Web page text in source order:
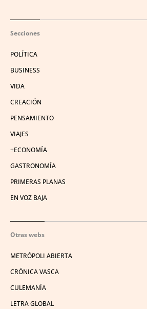
Secciones
POLÍTICA
BUSINESS
VIDA
CREACIÓN
PENSAMIENTO
VIAJES
+ECONOMÍA
GASTRONOMÍA
PRIMERAS PLANAS
EN VOZ BAJA
Otras webs
METRÓPOLI ABIERTA
CRÓNICA VASCA
CULEMANÍA
LETRA GLOBAL